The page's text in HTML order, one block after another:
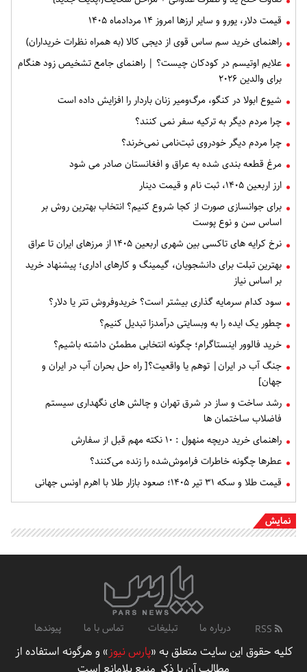
قیمت دلار، یورو و سایر ارزها امروز ۱۴ مردادماه ۱۴۰۵
راهنمای خرید سم ساس قوی از دیجی کالا (به همراه نظرات خریداران)
علایم اوتیسم در کودکان چیست؟ | راهنمای جامع تشخیص زود هنگام
برای والدین ۲۰۲۶
شیوع ابولا در کنگو، مرگ‌ومیر زنان باردار را افزایش داده است
چرا مردم دیگر به ترکیه سفر نمی کنند؟
چرا مردم دیگر خودروی ثبت‌نامی نمی‌خرند؟
مرغ قطعه‌ بندی شده به عراق و افغانستان صادر می شود
ارز اربعین ۱۴۰۵، ثبت‌ نام و قیمت دینار
برای جوانسازی صورت از کجا شروع کنیم؟ انتخاب بهترین روش بر
اساس سن و نوع پوست
نرخ کرایه های تاکسی بین شهری اربعین ۱۴۰۵ از مرزهای ایران تا عراق
بهترین تبلت برای دانشجویان، گیمینگ و کارهای اداری؛ پیشنهاد خرید
بر اساس نیاز
سود کدام سرمایه گذاری بیشتر است؟ خریدوفروش تتر یا دلار؟
چطور یک ایده را به وبسایتی درآمدزا تبدیل کنیم؟
خرید فالوور اینستاگرام؛ چگونه انتخابی مطمئن داشته باشیم؟
جنگ آب در ایران| توهم یا واقعیت؟[ راه حل بحران آب در ایران و
جهان]
رشد ساخت و ساز در شرق تهران و چالش های نگهداری سیستم
فاضلاب ساختمان ها
راهنمای خرید دریچه منهول : ۱۰ نکته مهم قبل از سفارش
عطرها چگونه خاطرات فراموش‌شده را زنده می‌کنند؟
قیمت طلا و سکه ۳۱ تیر ۱۴۰۵؛ صعود بازار طلا با اهرم اونس جهانی
نمایش
درباره ما تبلیغات تماس با ما پیوندها
کلیه حقوق این سایت متعلق به «پارس نیوز» و هرگونه استفاده از